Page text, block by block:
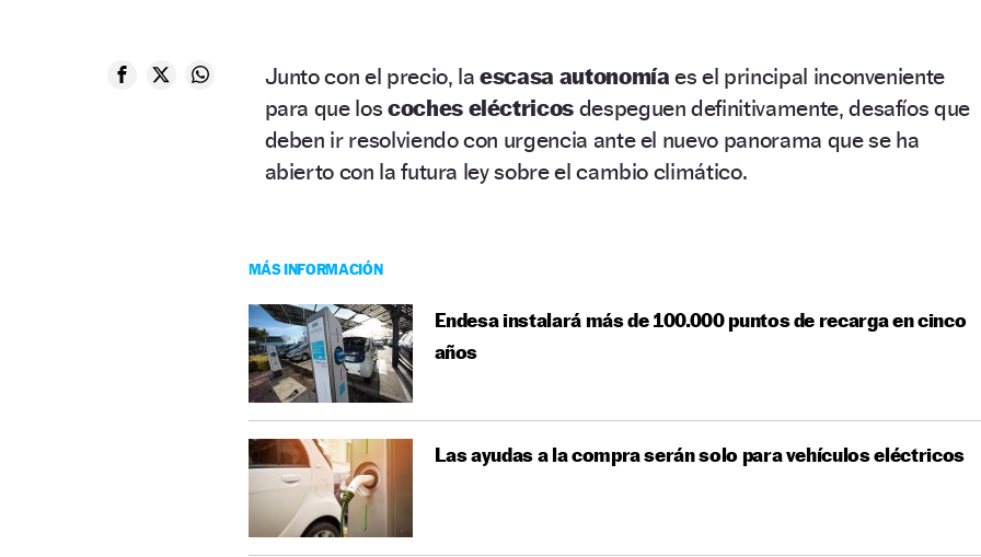
Junto con el precio, laescasa autonomía es el principal inconveniente
para que los coches eléctricos despeguen definitivamente, desafíos que
deben ir resolviendo con urgencia ante el nuevo panorama que se ha
abierto con la futura ley sobre el cambio climático.
MÁS INFORMACIÓN
Endesa instalará más de 100.000 puntos de recarga en cinco
años
Las ayudas a la compra serán solo para vehículos eléctricos